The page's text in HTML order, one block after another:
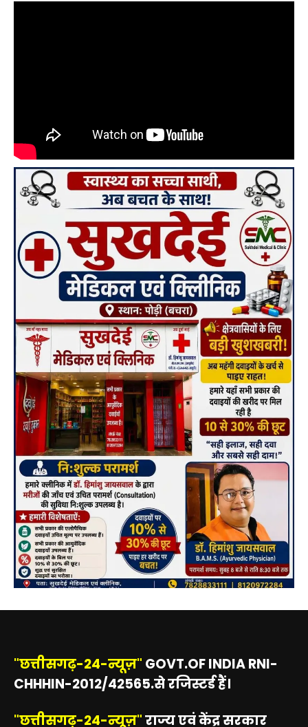
"छत्तीसगढ़-24-न्यूज़" GOVT.OF INDIA RNI-
CHHHIN-2012/42565.से रजिस्टर्ड हैं।
"छत्तीसगढ़-24-न्यूज़"राज्य एवं केंद्र सरकार